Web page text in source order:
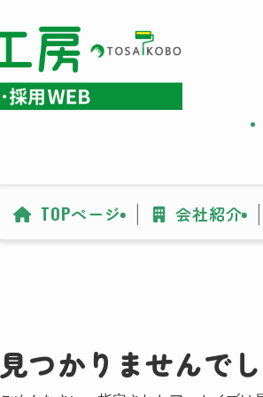
TOPぺージ 会社紹介
見つかりませんで